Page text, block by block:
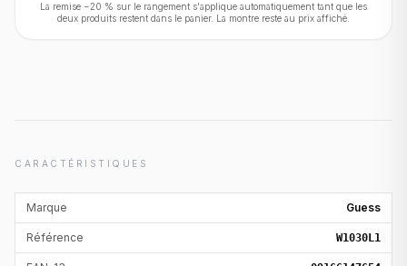
La remise −20 % sur le rangement s'applique automatiquement tant que les
deux produits restent dans le panier. La montre reste au prix affiché.
CARACTÉRISTIQUES
Marque Guess
Référence W1030L1